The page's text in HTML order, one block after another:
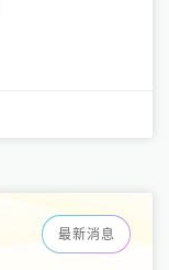
Youtube
最新消息